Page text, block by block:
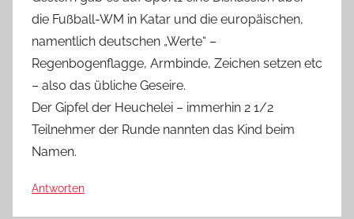
die Fußball-WM in Katar und die europäischen,
namentlich deutschen „Werte“ –
Regenbogenflagge, Armbinde, Zeichen setzen etc
– also das übliche Geseire.
Der Gipfel der Heuchelei – immerhin 2 1/2
Teilnehmer der Runde nannten das Kind beim
Namen.
Antworten